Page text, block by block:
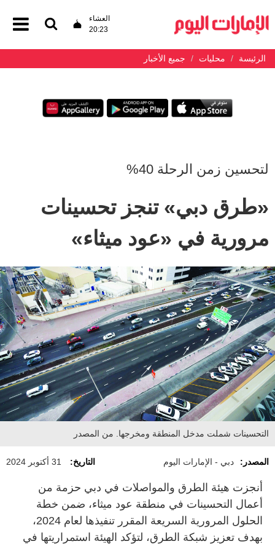
العشاء
20:23
الرئيسة محليات جميع الأخبار
لتحسين زمن الرحلة 40%
«طرق دبي» تنجز تحسينات
مرورية في «عود ميثاء»
التحسينات شملت مدخل المنطقة ومخرجها. من المصدر
المصدر: دبي - الإمارات اليوم التاريخ: 31 أكتوبر 2024
أنجزت هيئة الطرق والمواصلات في دبي حزمة من
أعمال التحسينات في منطقة عود ميثاء، ضمن خطة
الحلول المرورية السريعة المقرر تنفيذها لعام 2024،
بهدف تعزيز شبكة الطرق، لتؤكد الهيئة استمراريتها في